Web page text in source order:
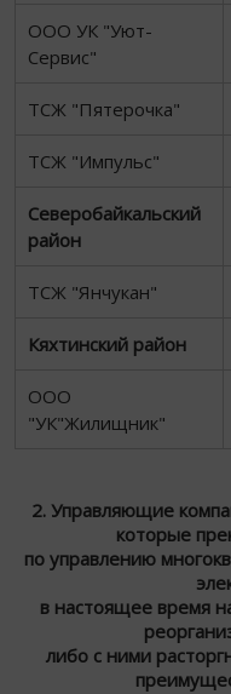
ООО УК "Уют-
Сервис"
ТСЖ "Пятерочка"
ТСЖ "Импульс"
Северобайкальский
район
ТСЖ "Янчукан"
Кяхтинский район
ООО
"УК"Жилищник"
2. Управляющие
которые
по управлению
в настоящее время
либо с ними